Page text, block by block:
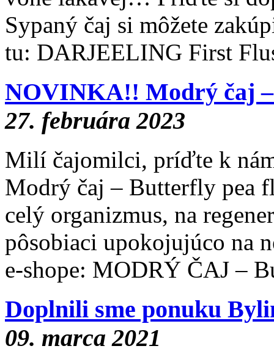
Sypaný čaj si môžete
tu: DARJEELING First
NOVINKA!! Modrý čaj
27. februára 2023
Milí čajomilci, príďte k
Modrý čaj – Butterfly pea
celý organizmus, na
pôsobiaci upokojujúco na
e-shope: MODRÝ ČAJ –
Doplnili sme ponuku
09. marca 2021